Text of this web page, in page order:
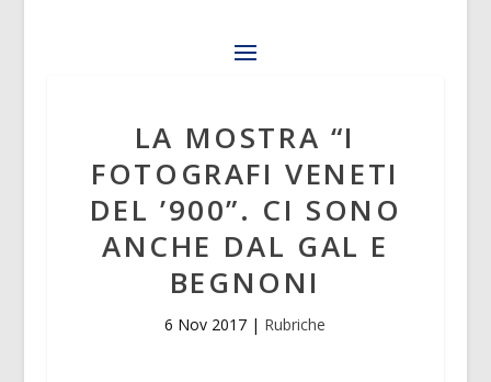
LA MOSTRA “I
FOTOGRAFI VENETI
DEL ’900”. CI SONO
ANCHE DAL GAL E
BEGNONI
6 Nov 2017 | Rubriche